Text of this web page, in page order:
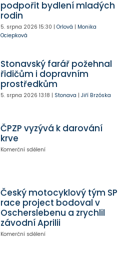
podpořit bydlení mladých
rodin
5. srpna 2026 15:30 | Orlová | Monika
Ociepková
Stonavský farář požehnal
řidičům i dopravním
prostředkům
5. srpna 2026 13:18 | Stonava | Jiří Brzóska
ČPZP vyzývá k darování
krve
Komerční sdělení
Český motocyklový tým SP
race project bodoval v
Oscherslebenu a zrychlil
závodní Aprilii
Komerční sdělení